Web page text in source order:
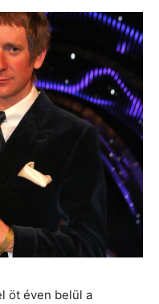
öt éven belül a